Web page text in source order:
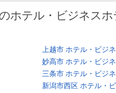
ホテル・ビジネス
上越市 ホテル・ビジ
妙高市 ホテル・ビジ
三条市 ホテル・ビジ
新潟市西区 ホテル・